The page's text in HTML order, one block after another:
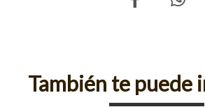
También te puede